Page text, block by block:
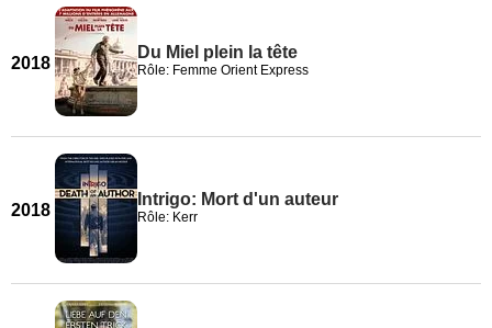
2018
Du Miel plein la tête
Rôle: Femme Orient Express
2018
Intrigo: Mort d'un auteur
Rôle: Kerr